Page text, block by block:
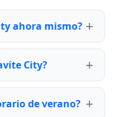
ahora mismo?
City?
de verano?